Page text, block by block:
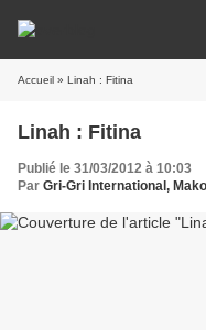
Accueil » Linah : Fitina
Linah : Fitina
Publié le 31/03/2012 à 10:03
Par Gri-Gri International,